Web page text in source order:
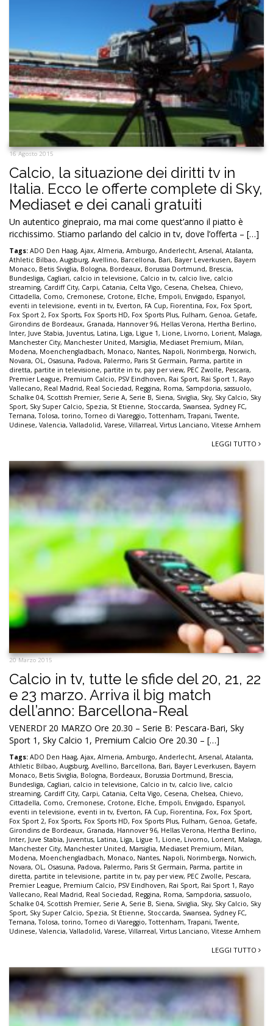
16 Agosto 2015
Calcio, la situazione dei diritti tv in
Italia. Ecco le offerte complete di Sky,
Mediaset e dei canali gratuiti
Un autentico ginepraio, ma mai come quest’anno il piatto è
ricchissimo. Stiamo parlando del calcio in tv, dove l’offerta – […]
Tags: ADO Den Haag, Ajax, Almeria, Amburgo, Anderlecht, Arsenal, Atalanta,
Athletic Bilbao, Augsburg, Avellino, Barcellona, Bari, Bayer Leverkusen, Bayern
Monaco, Betis Siviglia, Bologna, Bordeaux, Borussia Dortmund, Brescia,
Bundesliga, Cagliari, calcio in televisione, Calcio in tv, calcio live, calcio
streaming, Cardiff City, Carpi, Catania, Celta Vigo, Cesena, Chelsea, Chievo,
Cittadella, Como, Cremonese, Crotone, Elche, Empoli, Envigado, Espanyol,
eventi in televisione, eventi in tv, Everton, FA Cup, Fiorentina, Fox, Fox Sport,
Fox Sport 2, Fox Sports, Fox Sports HD, Fox Sports Plus, Fulham, Genoa, Getafe,
Girondins de Bordeaux, Granada, Hannover 96, Hellas Verona, Hertha Berlino,
Inter, Juve Stabia, Juventus, Latina, Liga, Ligue 1, Lione, Livorno, Lorient, Malaga,
Manchester City, Manchester United, Marsiglia, Mediaset Premium, Milan,
Modena, Moenchengladbach, Monaco, Nantes, Napoli, Norimberga, Norwich,
Novara, OL, Osasuna, Padova, Palermo, Paris St Germain, Parma, partite in
diretta, partite in televisione, partite in tv, pay per view, PEC Zwolle, Pescara,
Premier League, Premium Calcio, PSV Eindhoven, Rai Sport, Rai Sport 1, Rayo
Vallecano, Real Madrid, Real Sociedad, Reggina, Roma, Sampdoria, sassuolo,
Schalke 04, Scottish Premier, Serie A, Serie B, Siena, Siviglia, Sky, Sky Calcio, Sky
Sport, Sky Super Calcio, Spezia, St Etienne, Stoccarda, Swansea, Sydney FC,
Ternana,Tolosa, torino,Torneo di Viareggio,Tottenham,Trapani,Twente,
Udinese, Valencia, Valladolid, Varese, Villarreal, Virtus Lanciano, Vitesse Arnhem
LEGGI TUTTO
20 Marzo 2015
Calcio in tv, tutte le sfide del 20, 21, 22
e 23 marzo. Arriva il big match
dell’anno: Barcellona-Real
VENERDI’ 20 MARZO Ore 20.30 – Serie B: Pescara-Bari, Sky
Sport 1, Sky Calcio 1, Premium Calcio Ore 20.30 – […]
Tags: ADO Den Haag, Ajax, Almeria, Amburgo, Anderlecht, Arsenal, Atalanta,
Athletic Bilbao, Augsburg, Avellino, Barcellona, Bari, Bayer Leverkusen, Bayern
Monaco, Betis Siviglia, Bologna, Bordeaux, Borussia Dortmund, Brescia,
Bundesliga, Cagliari, calcio in televisione, Calcio in tv, calcio live, calcio
streaming, Cardiff City, Carpi, Catania, Celta Vigo, Cesena, Chelsea, Chievo,
Cittadella, Como, Cremonese, Crotone, Elche, Empoli, Envigado, Espanyol,
eventi in televisione, eventi in tv, Everton, FA Cup, Fiorentina, Fox, Fox Sport,
Fox Sport 2, Fox Sports, Fox Sports HD, Fox Sports Plus, Fulham, Genoa, Getafe,
Girondins de Bordeaux, Granada, Hannover 96, Hellas Verona, Hertha Berlino,
Inter, Juve Stabia, Juventus, Latina, Liga, Ligue 1, Lione, Livorno, Lorient, Malaga,
Manchester City, Manchester United, Marsiglia, Mediaset Premium, Milan,
Modena, Moenchengladbach, Monaco, Nantes, Napoli, Norimberga, Norwich,
Novara, OL , Osasuna, Padova, Palermo, Paris St Germain, Parma, partite in
diretta, partite in televisione, partite in tv, pay per view, PEC Zwolle, Pescara,
Premier League, Premium Calcio, PSV Eindhoven, Rai Sport, Rai Sport 1, Rayo
Vallecano, Real Madrid, Real Sociedad, Reggina, Roma, Sampdoria, sassuolo,
Schalke 04, Scottish Premier, Serie A, Serie B, Siena, Siviglia, Sky, Sky Calcio, Sky
Sport, Sky Super Calcio, Spezia, St Etienne, Stoccarda, Swansea, Sydney FC,
Ternana,Tolosa, torino,Torneo di Viareggio,Tottenham,Trapani,Twente,
Udinese, Valencia, Valladolid, Varese, Villarreal, Virtus Lanciano, Vitesse Arnhem
LEGGI TUTTO